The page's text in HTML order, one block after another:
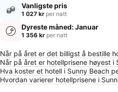
Vanligste pris
1 027 kr per natt
Dyreste måned: Januar
1 356 kr per natt
Ofte stilte spørsmål om
Når på året er det billigst å bestille
Når på året er hotellprisene høyest i
Hva koster et hotell i Sunny Beach
Hvordan varierer hotellprisene i